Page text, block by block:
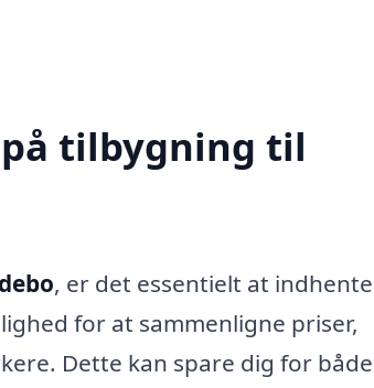
tilbygning til
, er det essentielt at
for at sammenligne priser,
Dette kan spare dig for